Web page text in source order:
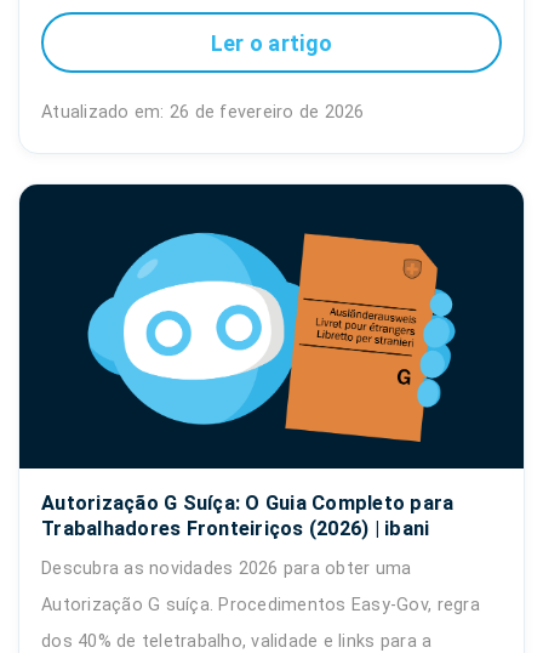
Ler o artigo
Atualizado em: 26 de fevereiro de 2026
Autorização G Suíça: O Guia Completo para
Trabalhadores Fronteiriços (2026) | ibani
Descubra as novidades 2026 para obter uma
Autorização G suíça. Procedimentos Easy-Gov, regra
dos 40% de teletrabalho, validade e links para a